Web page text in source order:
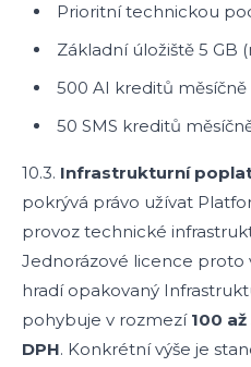
Prioritní technickou
Základní úložiště 5 GB
500 AI kreditů měsíčně
50 SMS kreditů
10.3. Infrastrukturní
pokrývá právo užívat
provoz technické
Jednorázové licence
hradí opakovaný
pohybuje v rozmezí 100
DPH. Konkrétní výše je